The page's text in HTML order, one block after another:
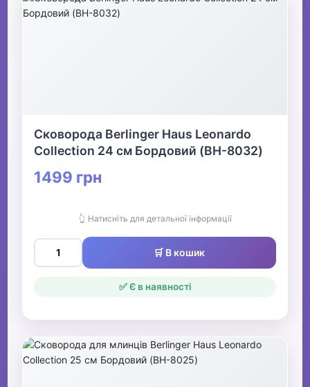
Сковорода Berlinger Haus Leonardo
Collection 24 см Бордовий (BH-8032)
1499 грн
👆 Натисніть для детальної інформації
🛒 В кошик
✅ Є в наявності